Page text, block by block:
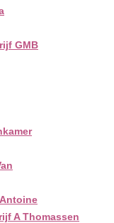
GMB
A Thomassen